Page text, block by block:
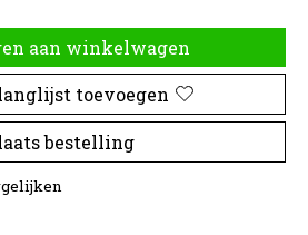
aan winkelwagen
toevoegen
bestelling